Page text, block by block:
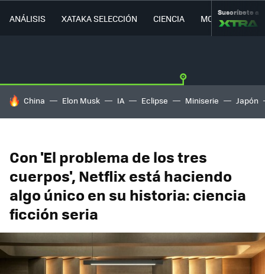
ANÁLISIS XATAKA SELECCIÓN CIENCIA MOVILIDAD
Suscríbete a
HOY SE HABLA DE
China Elon Musk IA Eclipse Miniserie Japón
Con 'El problema de los tres
cuerpos', Netflix está haciendo
algo único en su historia: ciencia
ficción seria